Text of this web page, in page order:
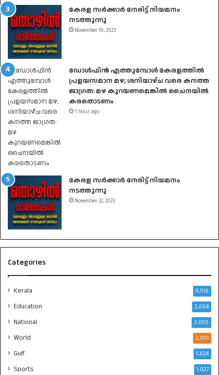
കേരള സർക്കാർ നേരിട്ട് നിയമനം
നടത്തുന്നു
November 19, 2023
ഡോൾഫിൻ എത്തുമ്പോൾ കേരളത്തിൽ
പ്രളയസമാന മഴ; ശനിയാഴ്ച വരെ കനത്ത
ജാഗ്രത: മഴ കുറയണമെങ്കിൽ ചൈനയിൽ
കരതൊടണം
1 hour ago
കേരള സർക്കാർ നേരിട്ട് നിയമനം
നടത്തുന്നു
November 22, 2023
Categories
Kerala 9,516
Education 2,064
National 2,055
World 2,001
Gulf 1,624
Sports 1,027